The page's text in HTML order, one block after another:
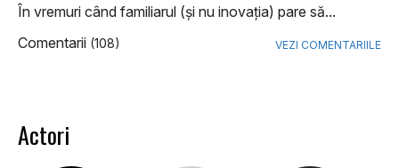
În vremuri când familiarul (şi nu inovaţia) pare să...
Comentarii (108) VEZI COMENTARIILE
Actori